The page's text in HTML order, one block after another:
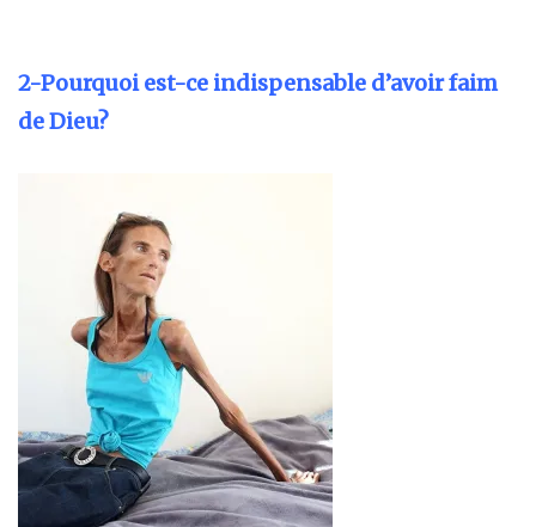
2-Pourquoi est-ce indispensable d’avoir faim
de Dieu?